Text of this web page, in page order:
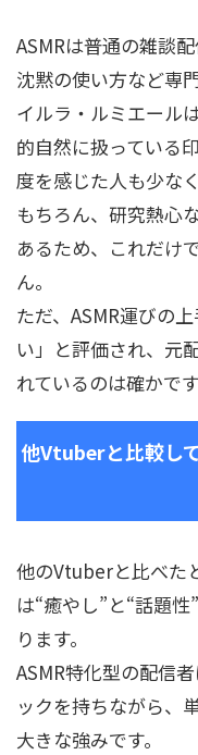
ASMRは普通の雑談
沈黙の使い方など専
イルラ・ルミエール
的自然に扱っている
度を感じた人も少な
もちろん、研究熱心
あるため、これだけ
ん。
ただ、ASMR運びの
い」と評価され、元
れているのは確かです
他Vtuberと比較し
他のVtuberと比べた
は“癒やし”と“話題
ります。
ASMR特化型の配信
ックを持ちながら、
大きな強みです。